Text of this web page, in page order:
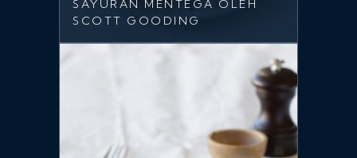
SAYURAN MENTEGA OLEH
SCOTT GOODING